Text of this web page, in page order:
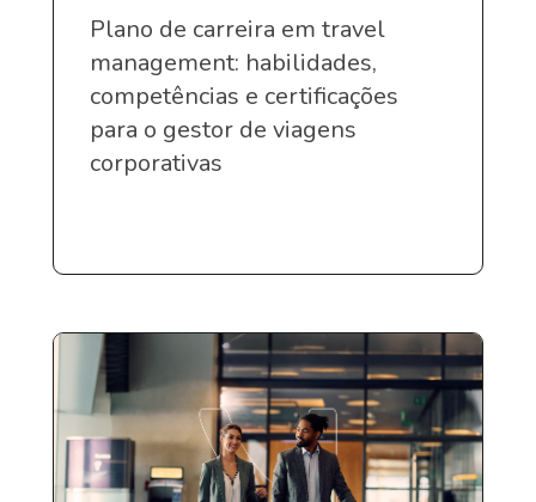
Plano de carreira em travel
management: habilidades,
competências e certificações
para o gestor de viagens
corporativas